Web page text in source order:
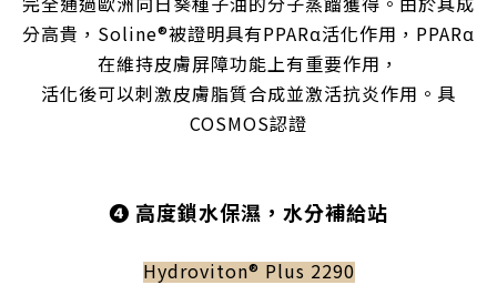
分高貴，Soline®被證明具有PPARα活化作用，PPARα
在維持皮膚屏障功能上有重要作用，
活化後可以刺激皮膚脂質合成並激活抗炎作用。具
COSMOS認證
❹ 高度鎖水保濕，水分補給站
Hydroviton® Plus 2290